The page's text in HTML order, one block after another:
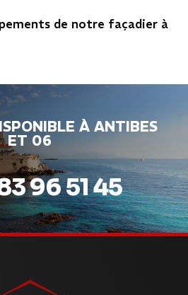
de notre façadier à
À ANTIBES
ET 06
96 51 45